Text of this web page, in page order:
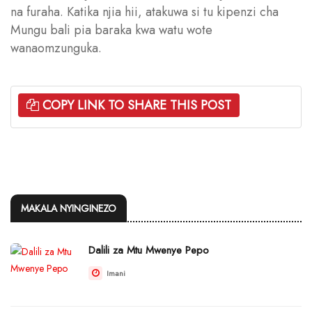
na furaha. Katika njia hii, atakuwa si tu kipenzi cha
Mungu bali pia baraka kwa watu wote
wanaomzunguka.
COPY LINK TO SHARE THIS POST
MAKALA NYINGINEZO
Dalili za Mtu Mwenye Pepo
Imani